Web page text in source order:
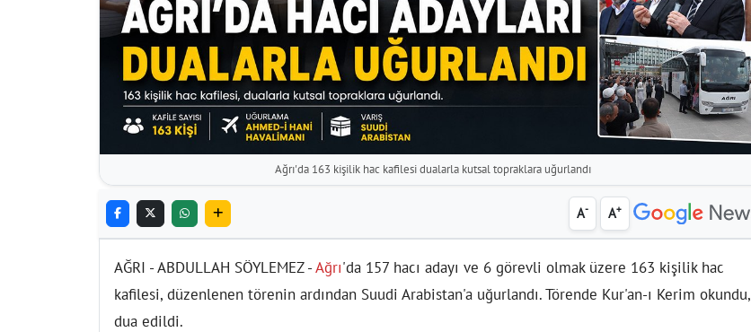
Ağrı'da 163 kişilik hac kafilesi dualarla kutsal topraklara uğurlandı
A- A+
AĞRI - ABDULLAH SÖYLEMEZ -Ağrı'da 157 hacı adayı ve 6 görevli olmak üzere 163 kişilik hac
kafilesi, düzenlenen törenin ardından Suudi Arabistan'a uğurlandı. Törende Kur'an-ı Kerim okundu,
dua edildi.